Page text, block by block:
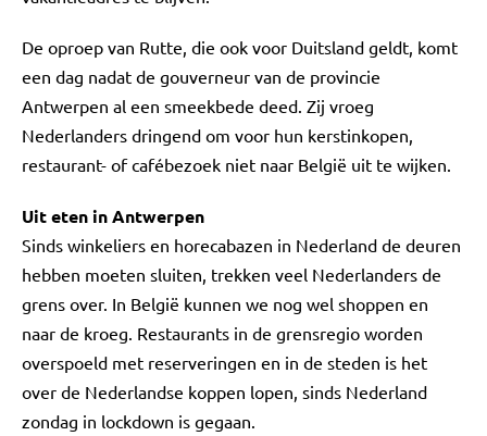
De oproep van Rutte, die ook voor Duitsland geldt, komt
een dag nadat de gouverneur van de provincie
Antwerpen al een smeekbede deed. Zij vroeg
Nederlanders dringend om voor hun kerstinkopen,
restaurant- of cafébezoek niet naar België uit te wijken.
Uit eten in Antwerpen
Sinds winkeliers en horecabazen in Nederland de deuren
hebben moeten sluiten, trekken veel Nederlanders de
grens over. In België kunnen we nog wel shoppen en
naar de kroeg. Restaurants in de grensregio worden
overspoeld met reserveringen en in de steden is het
over de Nederlandse koppen lopen, sinds Nederland
zondag in lockdown is gegaan.